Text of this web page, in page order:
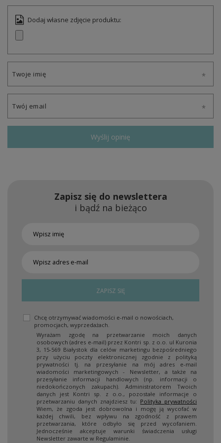
Dodaj własne zdjęcie produktu:
Twoje imię
Twój email
Wyślij opinię
Zapisz się do newslettera
i bądź na bieżąco
ZAPISZ SIĘ
Chcę otrzymywać wiadomości e-mail o nowościach,
promocjach, wyprzedażach.
Wyrażam zgodę na przetwarzanie moich danych
osobowych (adres e-mail) przez Kontri sp. z o.o. ul Kuronia
3, 15-569 Białystok dla celów marketingu bezpośredniego
przy użyciu poczty elektronicznej zgodnie z polityką
prywatności tj. na przesyłanie na mój adres e-mail
wiadomości marketingowych - Newsletter, a także na
przesyłanie informacji handlowych (np. informacji o
niedokończonych zakupach). Administratorem Twoich
danych jest Kontri sp. z o.o., pozostałe informacje o
przetwarzaniu danych znajdziesz tu: Polityka prywatności
Wiem, że zgoda jest dobrowolna i mogę ją wycofać w
każdej chwili, bez wpływu na zgodność z prawem
przetwarzania, które odbyło się przed wycofaniem.
Jednocześnie akceptuje warunki świadczenia usługi
Newsletter zawarte w Regulaminie.